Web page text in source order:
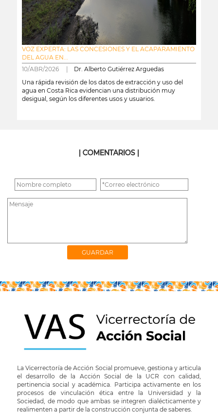
VOZ EXPERTA: LAS CONCESIONES Y EL ACAPARAMIENTO
DEL AGUA EN...
10/ABR/2026 | Dr. Alberto Gutiérrez Arguedas
Una rápida revisión de los datos de extracción y uso del
agua en Costa Rica evidencian una distribución muy
desigual, según los diferentes usos y usuarios.
| COMENTARIOS |
La Vicerrectoría de Acción Social promueve, gestiona y articula
el desarrollo de la Acción Social de la UCR con calidad,
pertinencia social y académica. Participa activamente en los
procesos de vinculación ética entre la Universidad y la
Sociedad, de modo que ambas se integren dialécticamente y
realimenten a partir de la construcción conjunta de saberes.